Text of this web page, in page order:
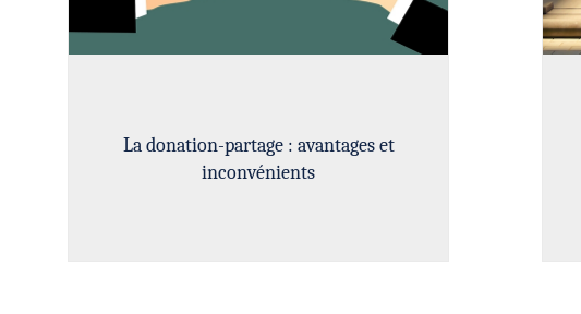
La donation-partage : avantages et
inconvénients